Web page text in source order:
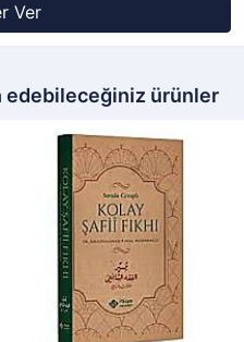
Ver
edebileceğiniz ürünler